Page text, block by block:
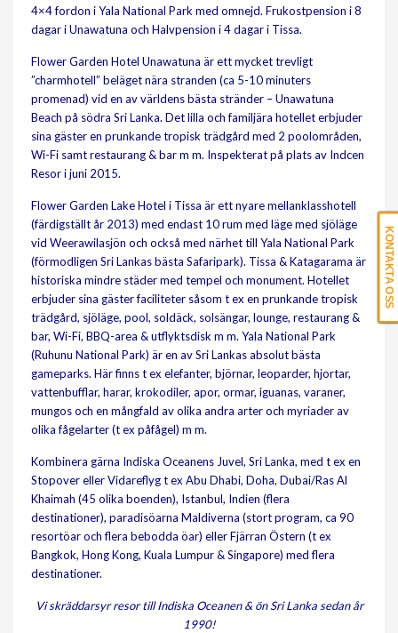
4×4 fordon i Yala National Park med omnejd. Frukostpension i 8
dagar i Unawatuna och Halvpension i 4 dagar i Tissa.
Flower Garden Hotel Unawatuna är ett mycket trevligt
”charmhotell” beläget nära stranden (ca 5-10 minuters
promenad) vid en av världens bästa stränder – Unawatuna
Beach på södra Sri Lanka. Det lilla och familjära hotellet erbjuder
sina gäster en prunkande tropisk trädgård med 2 poolområden,
Wi-Fi samt restaurang & bar m m. Inspekterat på plats av Indcen
Resor i juni 2015.
Flower Garden Lake Hotel i Tissa är ett nyare mellanklasshotell
(färdigställt år 2013) med endast 10 rum med läge med sjöläge
vid Weerawilasjön och också med närhet till Yala National Park
(förmodligen Sri Lankas bästa Safaripark). Tissa & Katagarama är
historiska mindre städer med tempel och monument. Hotellet
erbjuder sina gäster faciliteter såsom t ex en prunkande tropisk
trädgård, sjöläge, pool, soldäck, solsängar, lounge, restaurang &
bar, Wi-Fi, BBQ-area & utflyktsdisk m m. Yala National Park
(Ruhunu National Park) är en av Sri Lankas absolut bästa
gameparks. Här finns t ex elefanter, björnar, leoparder, hjortar,
vattenbufflar, harar, krokodiler, apor, ormar, iguanas, varaner,
mungos och en mångfald av olika andra arter och myriader av
olika fågelarter (t ex påfågel) m m.
Kombinera gärna Indiska Oceanens Juvel, Sri Lanka, med t ex en
Stopover eller Vidareflyg t ex Abu Dhabi, Doha, Dubai/Ras Al
Khaimah (45 olika boenden), Istanbul, Indien (flera
destinationer), paradisöarna Maldiverna (stort program, ca 90
resortöar och flera bebodda öar) eller Fjärran Östern (t ex
Bangkok, Hong Kong, Kuala Lumpur & Singapore) med flera
destinationer.
Vi skräddarsyr resor till Indiska Oceanen & ön Sri Lanka sedan år
1990!
KONTAKTA OSS